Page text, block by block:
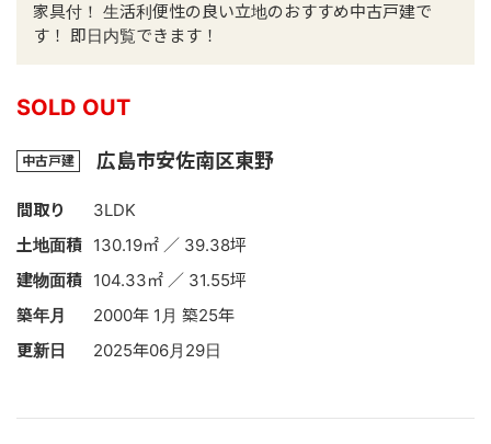
家具付！ 生活利便性の良い立地のおすすめ中古戸建で
す！ 即日内覧できます！
SOLD OUT
中古戸建 広島市安佐南区東野
間取り
3LDK
土地面積 130.19㎡ ／ 39.38坪
建物面積 104.33㎡ ／ 31.55坪
築年月
2000年 1月 築25年
更新日
2025年06月29日